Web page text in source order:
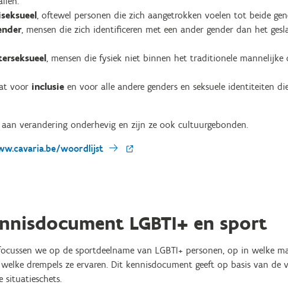
, oftewel personen die zich aangetrokken voelen tot beide
, mensen die zich identificeren met een ander gender dan het
, mensen die fysiek niet binnen het traditionele mannelijke
voor inclusie en voor alle andere genders en seksuele identiteiten
verandering onderhevig en zijn ze ook cultuurgebonden.
woordlijst
LGBTI+ en sport
we op de sportdeelname van LGBTI+ personen, op in welke
drempels ze ervaren. Dit kennisdocument geeft op basis van de
situatieschets.